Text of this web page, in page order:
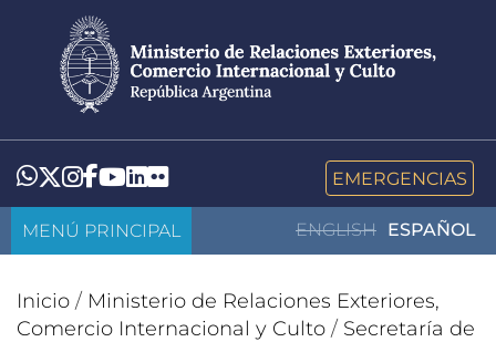
contenido
principal
Whatsapp
Twitter
Instagram
Facebook
YouTube
LinkedIn
Flickr EMERGENCIAS
ENGLISH ESPAÑOL
MENÚ PRINCIPAL
Inicio / Ministerio de Relaciones Exteriores,
Comercio Internacional y Culto / Secretaría de